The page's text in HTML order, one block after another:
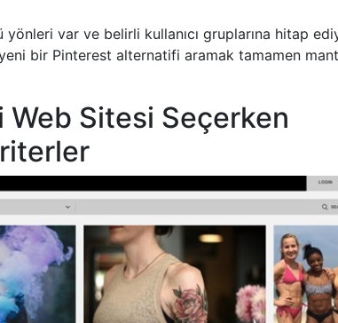
var ve belirli kullanıcı gruplarına hitap
bir Pinterest alternatifi aramak tamamen
Sitesi Seçerken